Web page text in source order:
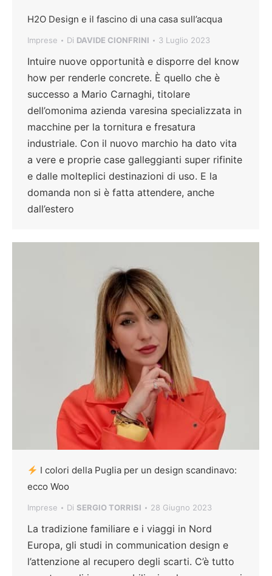
H2O Design e il fascino di una casa sull’acqua
Imprese Di DAVIDE CIONFRINI 3 Luglio 2023
Intuire nuove opportunità e disporre del know
how per renderle concrete. È quello che è
successo a Mario Carnaghi, titolare
dell’omonima azienda varesina specializzata in
macchine per la tornitura e fresatura
industriale. Con il nuovo marchio ha dato vita
a vere e proprie case galleggianti super rifinite
e dalle molteplici destinazioni di uso. E la
domanda non si è fatta attendere, anche
dall’estero
I colori della Puglia per un design scandinavo:
ecco Woo
Imprese Di SERGIO TORRISI 28 Giugno 2023
La tradizione familiare e i viaggi in Nord
Europa, gli studi in communication design e
l’attenzione al recupero degli scarti. C’è tutto